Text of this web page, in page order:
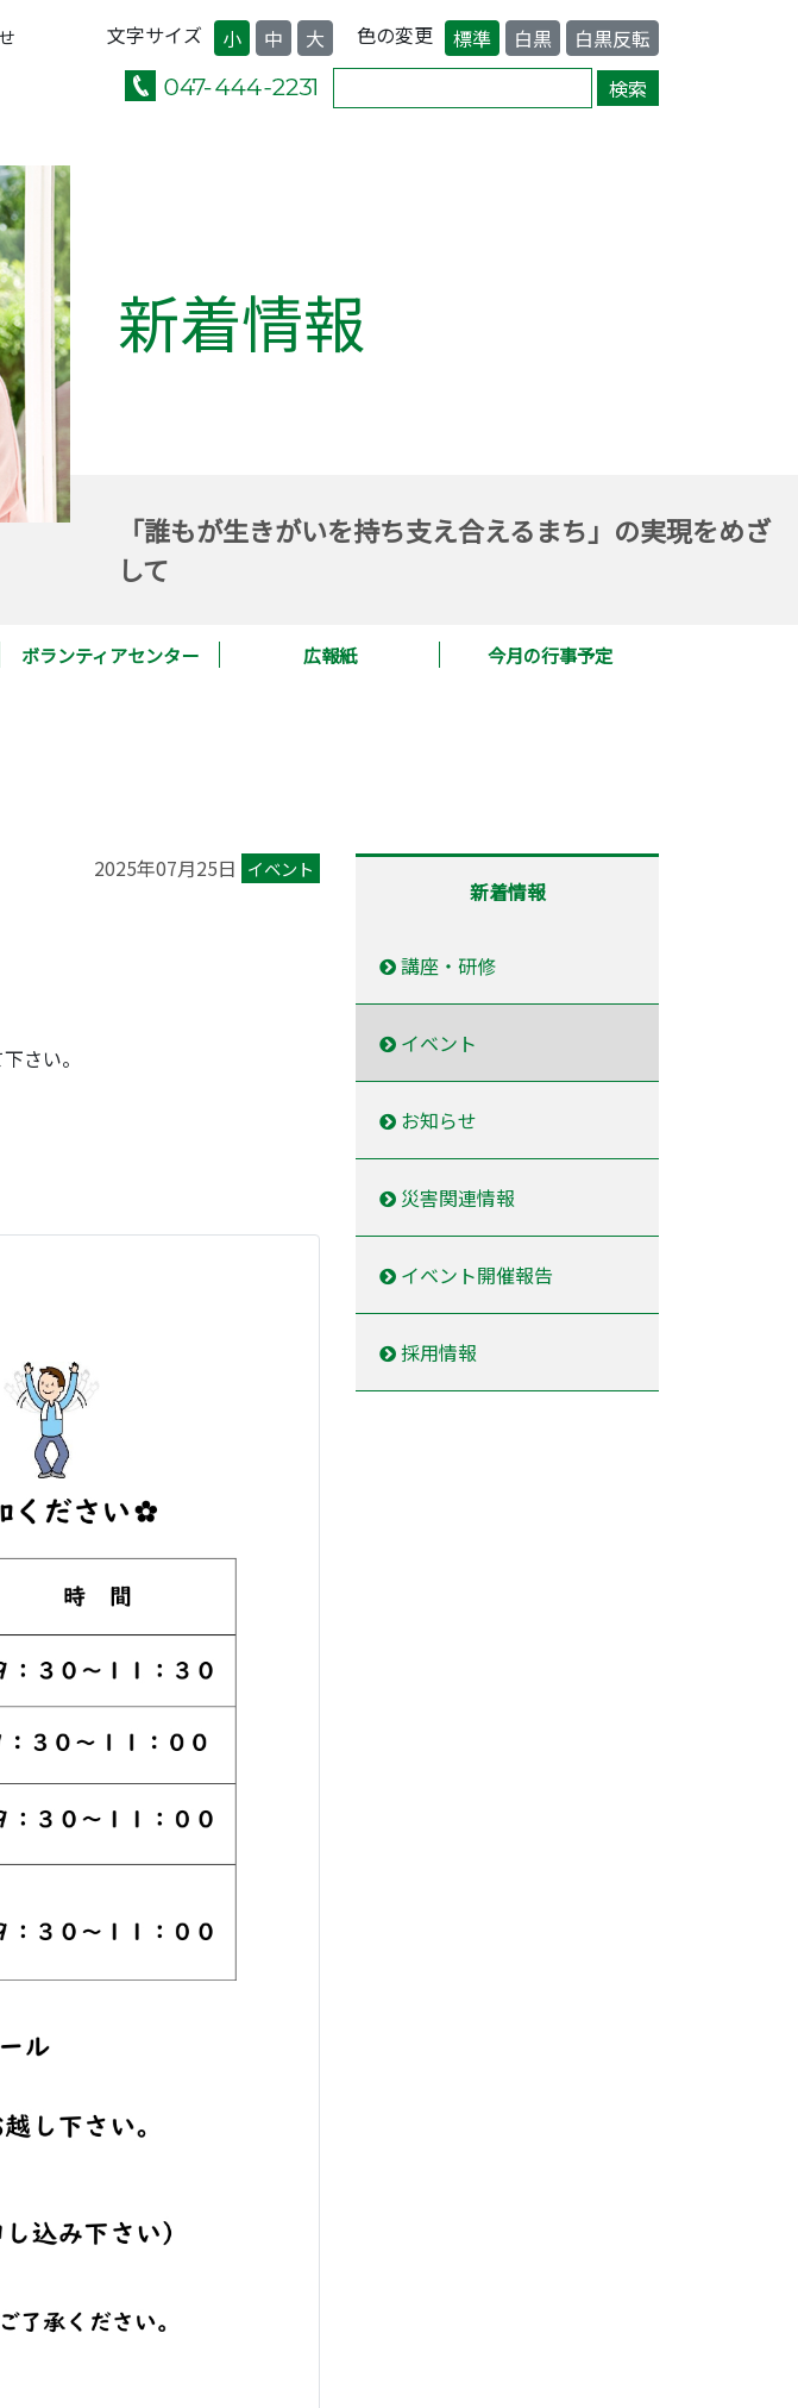
文字サイズ 小 中 大 色の変更 標準 白黒 白黒反転
新着情報
「誰もが生きがいを持ち支え合えるまち」の実現をめざ
して
ボランティアセンター 広報紙
今月の行事予定
2025年07月25日 イベント
さい。
新着情報
講座・研修
イベント
お知らせ
災害関連情報
イベント開催報告
採用情報